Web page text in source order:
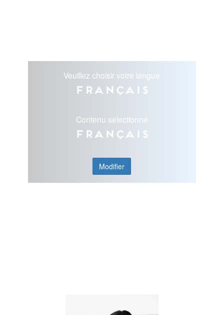
Veuillez choisir votre langue
Français
Contenu selectionné
Français
Modifier